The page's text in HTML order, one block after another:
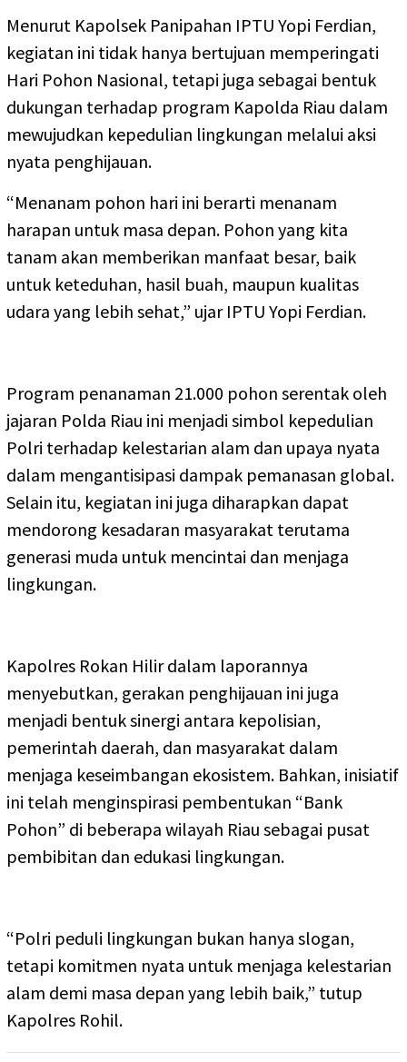
Menurut Kapolsek Panipahan IPTU Yopi Ferdian,
kegiatan ini tidak hanya bertujuan memperingati
Hari Pohon Nasional, tetapi juga sebagai bentuk
dukungan terhadap program Kapolda Riau dalam
mewujudkan kepedulian lingkungan melalui aksi
nyata penghijauan.
“Menanam pohon hari ini berarti menanam
harapan untuk masa depan. Pohon yang kita
tanam akan memberikan manfaat besar, baik
untuk keteduhan, hasil buah, maupun kualitas
udara yang lebih sehat,” ujar IPTU Yopi Ferdian.
Program penanaman 21.000 pohon serentak oleh
jajaran Polda Riau ini menjadi simbol kepedulian
Polri terhadap kelestarian alam dan upaya nyata
dalam mengantisipasi dampak pemanasan global.
Selain itu, kegiatan ini juga diharapkan dapat
mendorong kesadaran masyarakat terutama
generasi muda untuk mencintai dan menjaga
lingkungan.
Kapolres Rokan Hilir dalam laporannya
menyebutkan, gerakan penghijauan ini juga
menjadi bentuk sinergi antara kepolisian,
pemerintah daerah, dan masyarakat dalam
menjaga keseimbangan ekosistem. Bahkan, inisiatif
ini telah menginspirasi pembentukan “Bank
Pohon” di beberapa wilayah Riau sebagai pusat
pembibitan dan edukasi lingkungan.
“Polri peduli lingkungan bukan hanya slogan,
tetapi komitmen nyata untuk menjaga kelestarian
alam demi masa depan yang lebih baik,” tutup
Kapolres Rohil.